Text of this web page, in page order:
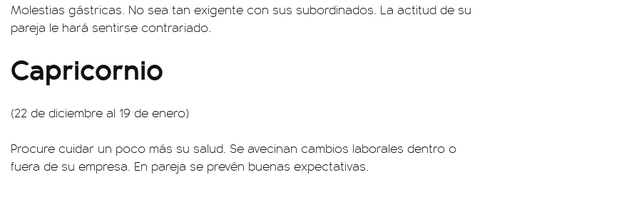
Molestias gástricas. No sea tan exigente con sus subordinados. La actitud de su
pareja le hará sentirse contrariado.
Capricornio
(22 de diciembre al 19 de enero)
Procure cuidar un poco más su salud. Se avecinan cambios laborales dentro o
fuera de su empresa. En pareja se prevén buenas expectativas.